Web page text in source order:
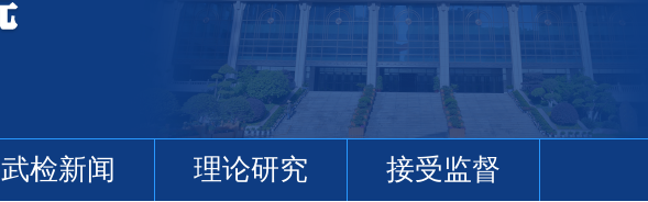
武检新闻 理论研究 接受监督